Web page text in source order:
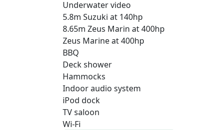
Underwater video
5.8m Suzuki at 140hp
8.65m Zeus Marin at 400hp
Zeus Marine at 400hp
BBQ
Deck shower
Hammocks
Indoor audio system
iPod dock
TV saloon
Wi-Fi